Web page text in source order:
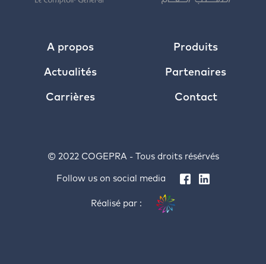
A propos Produits
Actualités Partenaires
Carrières Contact
© 2022 COGEPRA - Tous droits résérvés
Follow us on social media
Réalisé par :